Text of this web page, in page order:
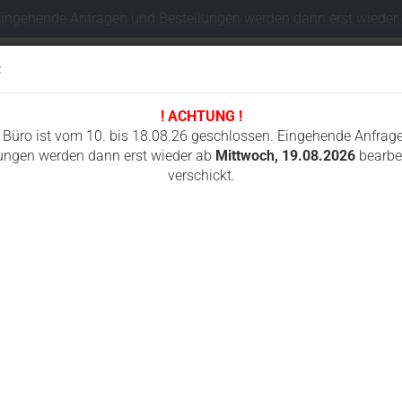
! ACHTUNG !
Büro ist vom 10. bis 18.08.26 geschlossen. Eingehende
werden dann erst wieder ab Mittwoch, 19.08.2026
verschickt.
Sprache auswählen
Anfragen und Bestellungen werden dann erst wieder
KX61-2 KX61-2 Alpha KX71 KX71-2 KX71-2 Alpha, LIBRA 225S 229S